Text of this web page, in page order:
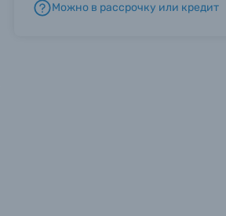
Можно в рассрочку или кредит